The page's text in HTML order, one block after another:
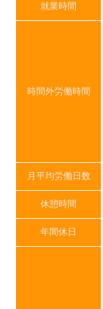
就業時間
時間外労働時間
月平均労働日数
休憩時間
年間休日